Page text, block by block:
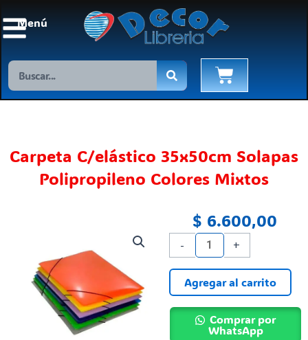
al
Menú
Search Cart
Carpeta C/elástico 35x50cm Solapas
Polipropileno Colores Mixtos
$ 6.600,00
-
Carpeta
C/elástico
35x50cm
Solapas
Polipropileno
+
Agregar al carrito
Comprar por
WhatsApp